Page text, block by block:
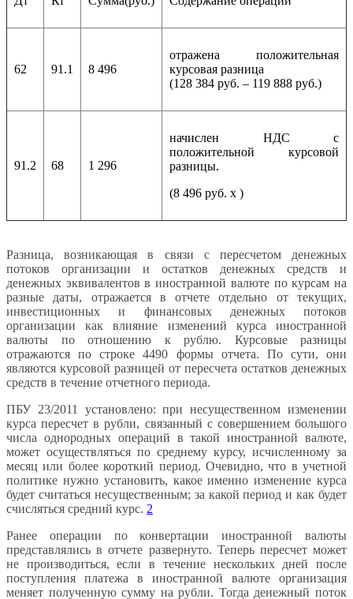
62 91.1 8 496
отражена положительная
курсовая разница
(128 384 руб. – 119 888 руб.)
91.2 68 1 296
начислен НДС с
положительной курсовой
разницы.
(8 496 руб. х )
Разница, возникающая в связи с пересчетом денежных
потоков организации и остатков денежных средств и
денежных эквивалентов в иностранной валюте по курсам на
разные даты, отражается в отчете отдельно от текущих,
инвестиционных и финансовых денежных потоков
организации как влияние изменений курса иностранной
валюты по отношению к рублю. Курсовые разницы
отражаются по строке 4490 формы отчета. По сути, они
являются курсовой разницей от пересчета остатков денежных
средств в течение отчетного периода.
ПБУ 23/2011 установлено: при несущественном изменении
курса пересчет в рубли, связанный с совершением большого
числа однородных операций в такой иностранной валюте,
может осуществляться по среднему курсу, исчисленному за
месяц или более короткий период. Очевидно, что в учетной
политике нужно установить, какое именно изменение курса
будет считаться несущественным; за какой период и как будет
счисляться средний курс. 2
Ранее операции по конвертации иностранной валюты
представлялись в отчете развернуто. Теперь пересчет может
не производиться, если в течение нескольких дней после
поступления платежа в иностранной валюте организация
меняет полученную сумму на рубли. Тогда денежный поток